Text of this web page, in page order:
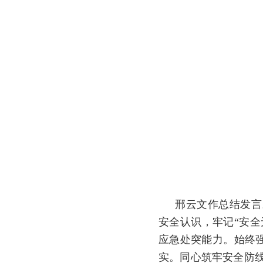
邢云文作总结发
安全认识，牢记“安
应急处突能力。始终
实。同心筑牢安全防